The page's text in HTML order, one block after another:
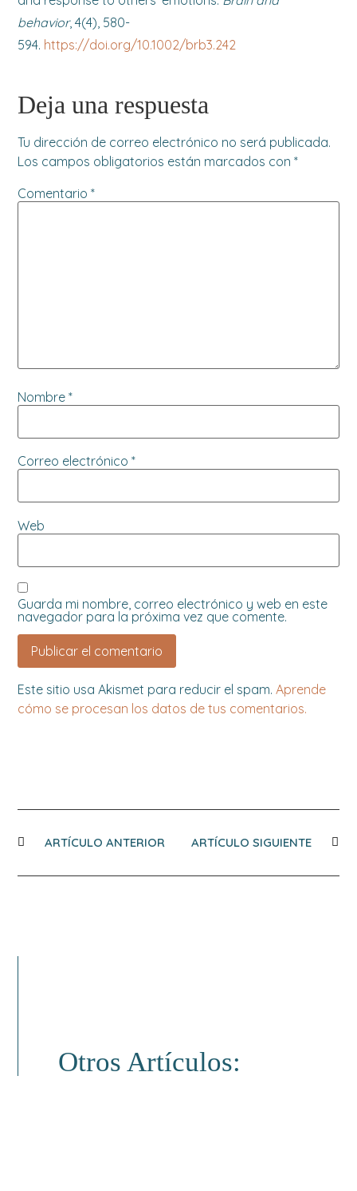
behavior, 4(4), 580-
594. https://doi.org/10.1002/brb3.242
Deja una respuesta
Tu dirección de correo electrónico no será publicada.
Los campos obligatorios están marcados con*
Comentario*
Nombre*
Correo electrónico*
Web
Guarda mi nombre, correo electrónico y web en este
navegador para la próxima vez que comente.
Este sitio usa Akismet para reducir el spam.Aprende
cómo se procesan los datos de tus comentarios.
ARTÍCULO ANTERIOR ARTÍCULO SIGUIENTE
Otros Artículos: